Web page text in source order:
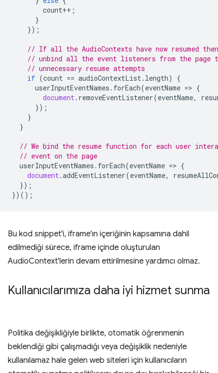
count++ ;
}
});
// If all the AudioContexts have now resumed
// unbind all the event listeners from the page
// unnecessary resume attempts
if (count == audioContextList. length)
{
userInputEventNames . forEach(eventName => {
document. removeEventListener(eventName,
});
}
}
// We bind the resume function for each user
// event on the page
userInputEventNames . forEach(eventName => {
document.addEventListener(eventName,
});
})();
Bu kod snippet'i, iframe'ın içeriğinin kapsamına dahil
edilmediği sürece, iframe içinde oluşturulan
AudioContext'lerin devam ettirilmesine yardımcı olmaz.
Kullanıcılarımıza daha iyi hizmet sunma
Politika değişikliğiyle birlikte, otomatik öğrenmenin
beklendiği gibi çalışmadığı veya değişiklik nedeniyle
kullanılamaz hale gelen web siteleri için kullanıcıların